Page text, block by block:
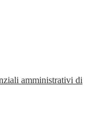
amministrativi di